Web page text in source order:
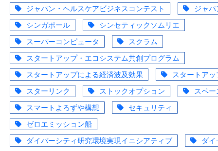
ジャパン・ヘルスケアビジネスコンテスト
ジャ
シンガポール
シンセティックソムリエ
スーパーコンピュータ
スクラム
スタートアップ・エコシステム共創プログラム
スタートアップによる経済波及効果
スタートア
スターリンク
ストックオプション
スペー
スマートよろずや構想
セキュリティ
ゼロエミッション船
ダイバーシティ研究環境実現イニシアティブ
ダ